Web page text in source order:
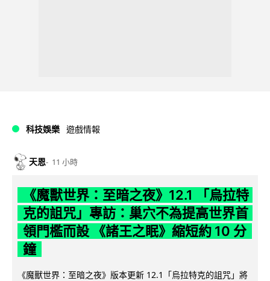
科技娛樂 遊戲情報
天恩 11 小時
《魔獸世界：至暗之夜》12.1 「烏拉特
克的詛咒」專訪：巢穴不為提高世界首
領門檻而設 《諸王之眠》縮短約 10 分
鐘
《魔獸世界：至暗之夜》版本更新 12.1「烏拉特克的詛咒」將